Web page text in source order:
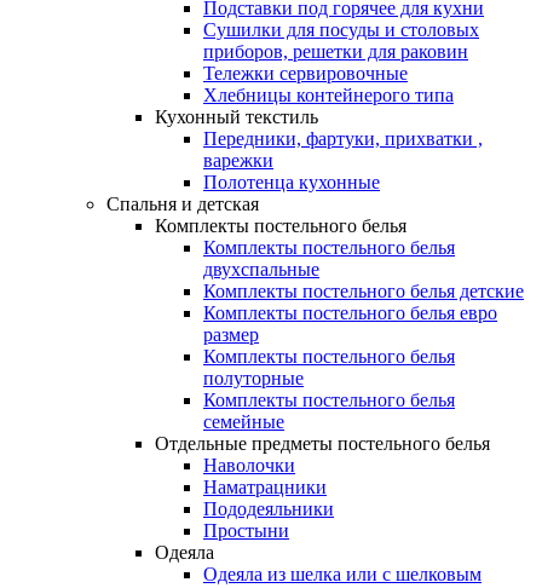
Подставки под горячее для кухни
Сушилки для посуды и столовых
приборов, решетки для раковин
Тележки сервировочные
Хлебницы контейнерого типа
Кухонный текстиль
Передники, фартуки, прихватки ,
варежки
Полотенца кухонные
Спальня и детская
Комплекты постельного белья
Комплекты постельного белья
двухспальные
Комплекты постельного белья детские
Комплекты постельного белья евро
размер
Комплекты постельного белья
полуторные
Комплекты постельного белья
семейные
Отдельные предметы постельного белья
Наволочки
Наматрацники
Пододеяльники
Простыни
Одеяла
Одеяла из шелка или с шелковым